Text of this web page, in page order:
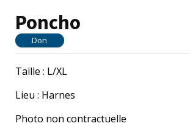
Poncho
Don
Taille : L/XL
Lieu : Harnes
Photo non contractuelle